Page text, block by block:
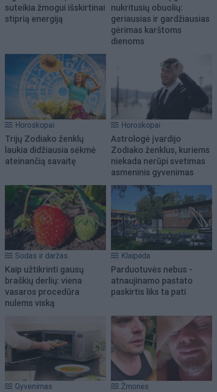
suteikia žmogui išskirtinai
stiprią energiją
nukritusių obuolių:
geriausias ir gardžiausias
gėrimas karštoms
dienoms
Horoskopai
Trijų Zodiako ženklų
laukia didžiausia sėkmė
ateinančią savaitę
Horoskopai
Astrologė įvardijo
Zodiako ženklus, kuriems
niekada nerūpi svetimas
asmeninis gyvenimas
Sodas ir daržas
Kaip užtikrinti gausų
braškių derlių: viena
vasaros procedūra
nulems viską
Klaipėda
Parduotuvės nebus -
atnaujinamo pastato
paskirtis liks ta pati
Gyvenimas Žmonės